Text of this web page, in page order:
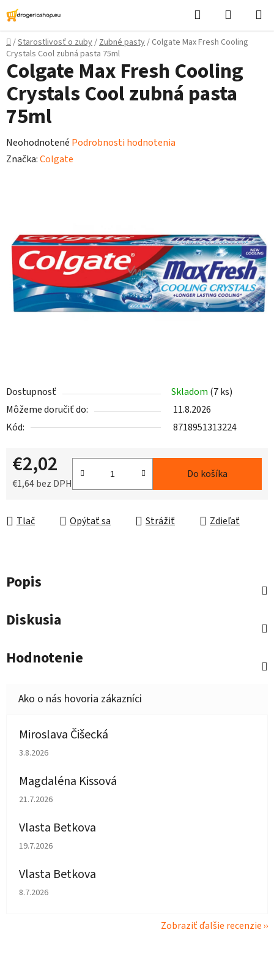
Prejsť
na
obsah
Hľadať
košík
Domov
/Starostlivosť o zuby/Zubné pasty/ Colgate Max Fresh Cooling
Crystals Cool zubná pasta 75ml
Dostupnosť Skladom (7 ks)
Môžeme doručiť do:
11.8.2026
Kód:
8718951313224
€2,02
€1,64 bez DPH
Do košíka
Tlač Opýtať sa Strážiť Zdieľať
Colgate Max Fresh Cooling
Crystals Cool zubná pasta
75ml
Priemerné
hodnotenie
hviezdičiek.
Neohodnotené Podrobnosti hodnotenia
Značka:Colgate
Popis
Diskusia
Hodnotenie
Miroslava Čišecká
Hodnotenie obchodu je 1 z 5 hviezdičiek.
3.8.2026
Magdaléna Kissová
Hodnotenie obchodu je 5 z 5 hviezdičiek.
21.7.2026
Vlasta Betkova
Hodnotenie obchodu je 5 z 5 hviezdičiek.
19.7.2026
Vlasta Betkova
Hodnotenie obchodu je 4 z 5 hviezdičiek.
8.7.2026
Zobraziť ďalšie recenzie